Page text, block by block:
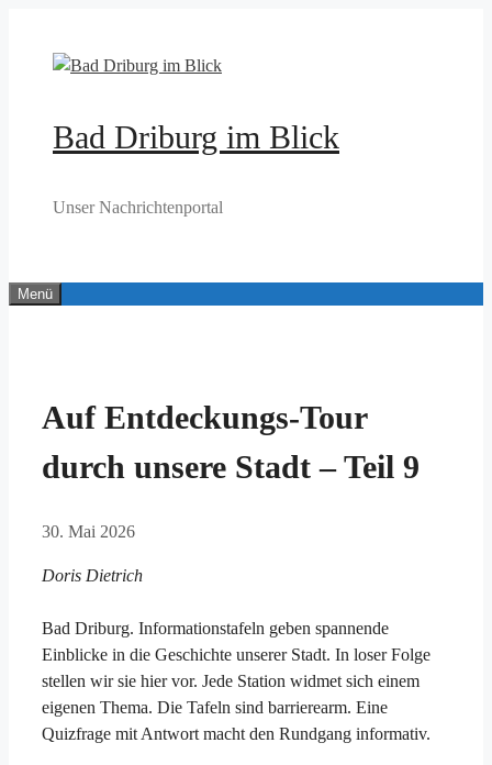
springen
Bad Driburg im Blick
Unser Nachrichtenportal
Menü
Auf Entdeckungs-Tour
durch unsere Stadt – Teil 9
30. Mai 2026
Doris Dietrich
Bad Driburg. Informationstafeln geben spannende
Einblicke in die Geschichte unserer Stadt. In loser Folge
stellen wir sie hier vor. Jede Station widmet sich einem
eigenen Thema. Die Tafeln sind barrierearm. Eine
Quizfrage mit Antwort macht den Rundgang informativ.